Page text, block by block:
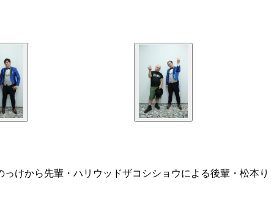
けから先輩・ハリウッドザコシショウによる後輩・松本り